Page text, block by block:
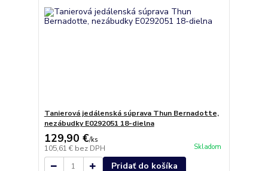
Tanierová jedálenská súprava Thun Bernadotte,
nezábudky E0292051 18-dielna
129,90 €/ks
105,61 € bez DPH Skladom
Pridať do košíka